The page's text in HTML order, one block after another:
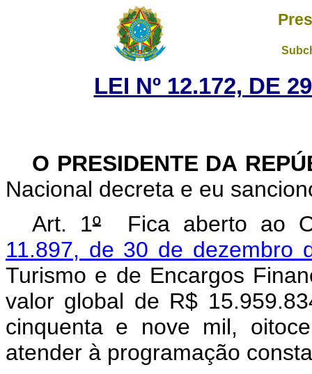
LEI Nº 12.172, DE
O PRESIDENTE DA
Nacional decreta e eu
Art. 1ºFica aberto ao
11.897, de 30 de dezembro
Turismo e de Encargos
valor global de R$
cinquenta e nove mil,
atender à programação